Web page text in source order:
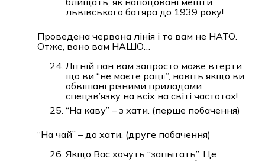
львівського батяра до 1939 року!
Проведена червона лінія і то вам не НАТО.
Отже, воно вам НАШО…
Літній пан вам запросто може втерти,
що ви “не маєте рації”, навіть якщо ви
обвішані різними приладами
спецзв’язку на всіх на світі частотах!
“На каву” – з хати. (перше побачення)
“На чай” – до хати. (друге побачення)
Якщо Вас хочуть “запытать”. Це